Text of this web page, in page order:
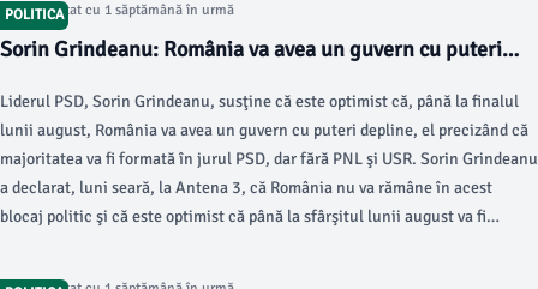
POLITICA
Articol postat cu 1 săptămână în urmă
Sorin Grindeanu: România va avea un guvern cu puteri
Liderul PSD, Sorin Grindeanu, susţine că este optimist că, până la finalul
lunii august, România va avea un guvern cu puteri depline, el precizând că
majoritatea va fi formată în jurul PSD, dar fără PNL şi USR. Sorin Grindeanu
a declarat, luni seară, la Antena 3, că România nu va rămâne în acest
blocaj politic şi că este optimist că până la sfârşitul lunii august va fi